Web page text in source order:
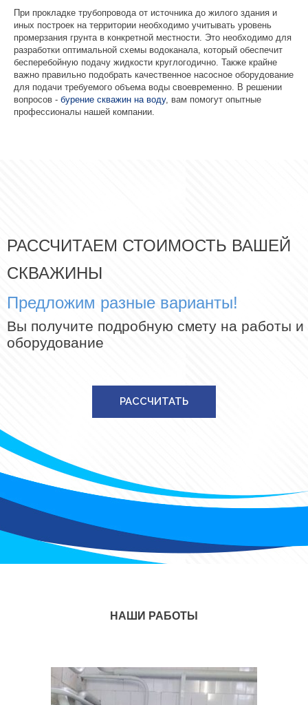
При прокладке трубопровода от источника до жилого здания и
иных построек на территории необходимо учитывать уровень
промерзания грунта в конкретной местности. Это необходимо для
разработки оптимальной схемы водоканала, который обеспечит
бесперебойную подачу жидкости круглогодично. Также крайне
важно правильно подобрать качественное насосное оборудование
для подачи требуемого объема воды своевременно. В решении
вопросов - бурение скважин на воду, вам помогут опытные
профессионалы нашей компании.
РАССЧИТАЕМ СТОИМОСТЬ ВАШЕЙ
СКВАЖИНЫ
Предложим разные варианты!
Вы получите подробную смету на работы и
оборудование
РАССЧИТАТЬ
НАШИ РАБОТЫ